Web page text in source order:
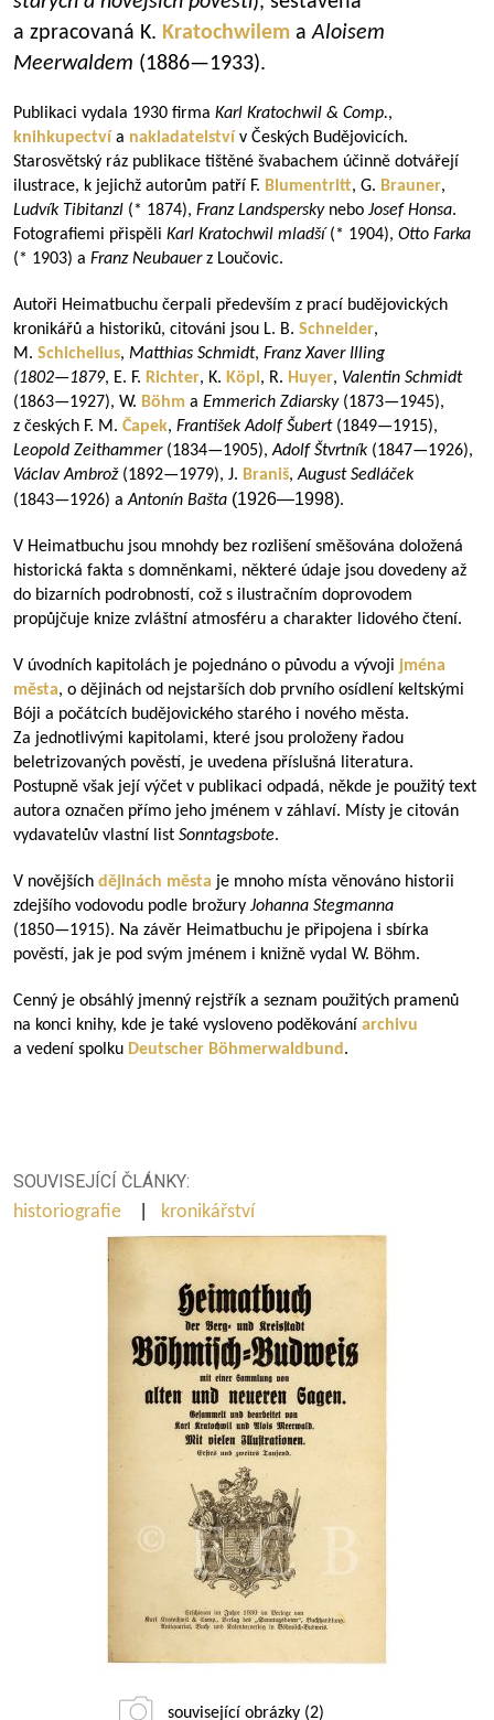
a zpracovaná K. Kratochwilem aAloisem
Meerwaldem (1886—1933).
Publikaci vydala 1930 firma Karl Kratochwil & Comp.,
knihkupectví a nakladatelství v Českých Budějovicích.
Starosvětský ráz publikace tištěné švabachem účinně dotvářejí
ilustrace, k jejichž autorům patří F. Blumentritt, G. Brauner,
Ludvík Tibitanzl (* 1874), Franz Landsperskynebo Josef Honsa.
Fotografiemi přispěli Karl Kratochwil mladší(* 1904), Otto Farka
(* 1903) a Franz Neubauerz Loučovic.
Autoři Heimatbuchu čerpali především z prací budějovických
kronikářů a historiků, citováni jsou L. B. Schneider,
M. Schichelius, Matthias Schmidt, Franz Xaver Illing
(1802—1879, E. F. Richter, K. Köpl , R. Huyer, Valentin Schmidt
(1863—1927), W. Böhm a Emmerich Zdiarsky(1873—1945),
z českých F. M. Čapek, František Adolf Šubert(1849—1915),
Leopold Zeithammer(1834—1905),Adolf Štvrtník(1847—1926),
Václav Ambrož(1892—1979), J. Braniš,August Sedláček
(1843—1926) aAntonín Bašta (1926—1998).
V Heimatbuchu jsou mnohdy bez rozlišení směšována doložená
historická fakta s domněnkami, některé údaje jsou dovedeny až
do bizarních podrobností, což s ilustračním doprovodem
propůjčuje knize zvláštní atmosféru a charakter lidového čtení.
V úvodních kapitolách je pojednáno o původu a vývoji jména
města, o dějinách od nejstarších dob prvního osídlení keltskými
Bóji a počátcích budějovického starého i nového města.
Za jednotlivými kapitolami, které jsou proloženy řadou
beletrizovaných pověstí, je uvedena příslušná literatura.
Postupně však její výčet v publikaci odpadá, někde je použitý text
autora označen přímo jeho jménem v záhlaví. Místy je citován
vydavatelův vlastní list Sonntagsbote.
V novějších dějinách města je mnoho místa věnováno historii
zdejšího vodovodu podle brožury Johanna Stegmanna
(1850—1915). Na závěr Heimatbuchu je připojena i sbírka
pověstí, jak je pod svým jménem i knižně vydal W. Böhm.
Cenný je obsáhlý jmenný rejstřík a seznam použitých pramenů
na konci knihy, kde je také vysloveno poděkování archivu
a vedení spolku Deutscher Böhmerwaldbund .
SOUVISEJÍCÍ ČLÁNKY:
historiografie
kronikářství
související obrázky (2)